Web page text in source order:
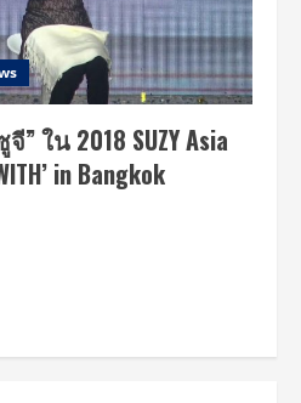
ใน 2018 SUZY Asia
in Bangkok